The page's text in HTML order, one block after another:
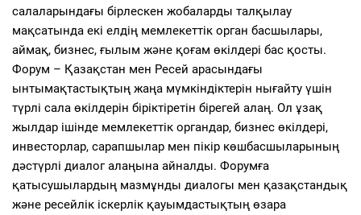
салаларындағы бірлескен жобаларды талқылау
мақсатында екі елдің мемлекеттік орган басшылары,
аймақ, бизнес, ғылым және қоғам өкілдері бас қосты.
Форум – Қазақстан мен Ресей арасындағы
ынтымақтастықтың жаңа мүмкіндіктерін нығайту үшін
түрлі сала өкілдерін біріктіретін бірегей алаң. Ол ұзақ
жылдар ішінде мемлекеттік органдар, бизнес өкілдері,
инвесторлар, сарапшылар мен пікір көшбасшыларының
дәстүрлі диалог алаңына айналды. Форумға
қатысушылардың мазмұнды диалогы мен қазақстандық
және ресейлік іскерлік қауымдастықтың өзара